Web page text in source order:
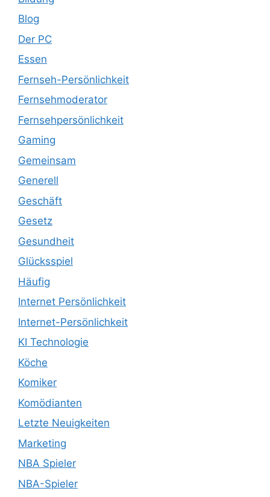
Blog
Der PC
Essen
Fernseh-Persönlichkeit
Fernsehmoderator
Fernsehpersönlichkeit
Gaming
Gemeinsam
Generell
Geschäft
Gesetz
Gesundheit
Glücksspiel
Häufig
Internet Persönlichkeit
Internet-Persönlichkeit
KI Technologie
Köche
Komiker
Komödianten
Letzte Neuigkeiten
Marketing
NBA Spieler
NBA-Spieler